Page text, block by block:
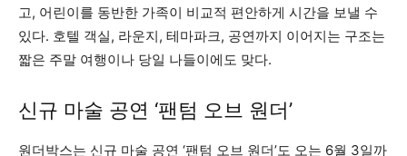
고, 어린이를 동반한 가족이 비교적 편안하게 시간을 보낼 수
있다. 호텔 객실, 라운지, 테마파크, 공연까지 이어지는 구조는
짧은 주말 여행이나 당일 나들이에도 맞다.
신규 마술 공연 ‘팬텀 오브 원더’
원더박스는 신규 마술 공연 ‘팬텀 오브 원더’도 오는 6월 3일까